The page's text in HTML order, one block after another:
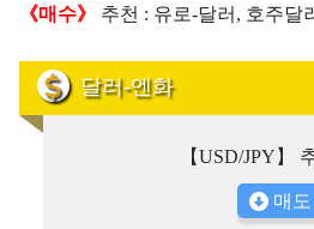
《매수》
추천 : 유로-달러, 호주달
달러-엔화
【USD/JPY】
매도